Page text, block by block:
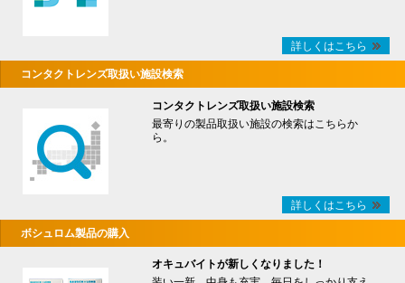
詳しくはこちら
コンタクトレンズ取扱い施設検索
コンタクトレンズ取扱い施設検索
最寄りの製品取扱い施設の検索はこちらか
ら。
詳しくはこちら
ボシュロム製品の購入
オキュバイトが新しくなりました！